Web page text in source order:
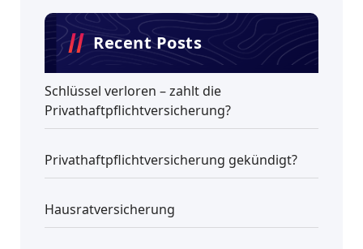
Recent Posts
Schlüssel verloren – zahlt die
Privathaftpflichtversicherung?
Privathaftpflichtversicherung gekündigt?
Hausratversicherung